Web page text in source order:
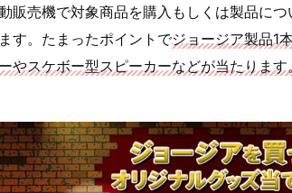
販売機で対象商品を購入もしくは製品に
す。たまったポイントでジョージア製品1
やスケボー型スピーカーなどが当たります